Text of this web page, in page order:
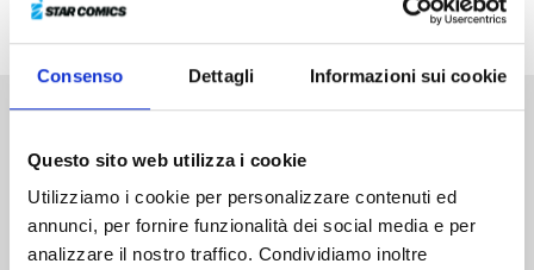
Consenso Dettagli Informazioni sui cookie
Questo sito web utilizza i cookie
Utilizziamo i cookie per personalizzare contenuti ed
annunci, per fornire funzionalità dei social media e per
analizzare il nostro traffico. Condividiamo inoltre
vuole assegnare a Gero un incarico...
Altri volumi della serie